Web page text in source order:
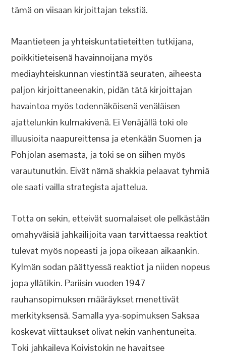
tämä on viisaan kirjoittajan tekstiä.
Maantieteen ja yhteiskuntatieteitten tutkijana,
poikkitieteisenä havainnoijana myös
mediayhteiskunnan viestintää seuraten, aiheesta
paljon kirjoittaneenakin, pidän tätä kirjoittajan
havaintoa myös todennäköisenä venäläisen
ajattelunkin kulmakivenä. Ei Venäjällä toki ole
illuusioita naapureittensa ja etenkään Suomen ja
Pohjolan asemasta, ja toki se on siihen myös
varautunutkin. Eivät nämä shakkia pelaavat tyhmiä
ole saati vailla strategista ajattelua.
Totta on sekin, etteivät suomalaiset ole pelkästään
omahyväisiä jahkailijoita vaan tarvittaessa reaktiot
tulevat myös nopeasti ja jopa oikeaan aikaankin.
Kylmän sodan päättyessä reaktiot ja niiden nopeus
jopa yllätikin. Pariisin vuoden 1947
rauhansopimuksen määräykset menettivät
merkityksensä. Samalla yya-sopimuksen Saksaa
koskevat viittaukset olivat nekin vanhentuneita.
Toki jahkaileva Koivistokin ne havaitsee